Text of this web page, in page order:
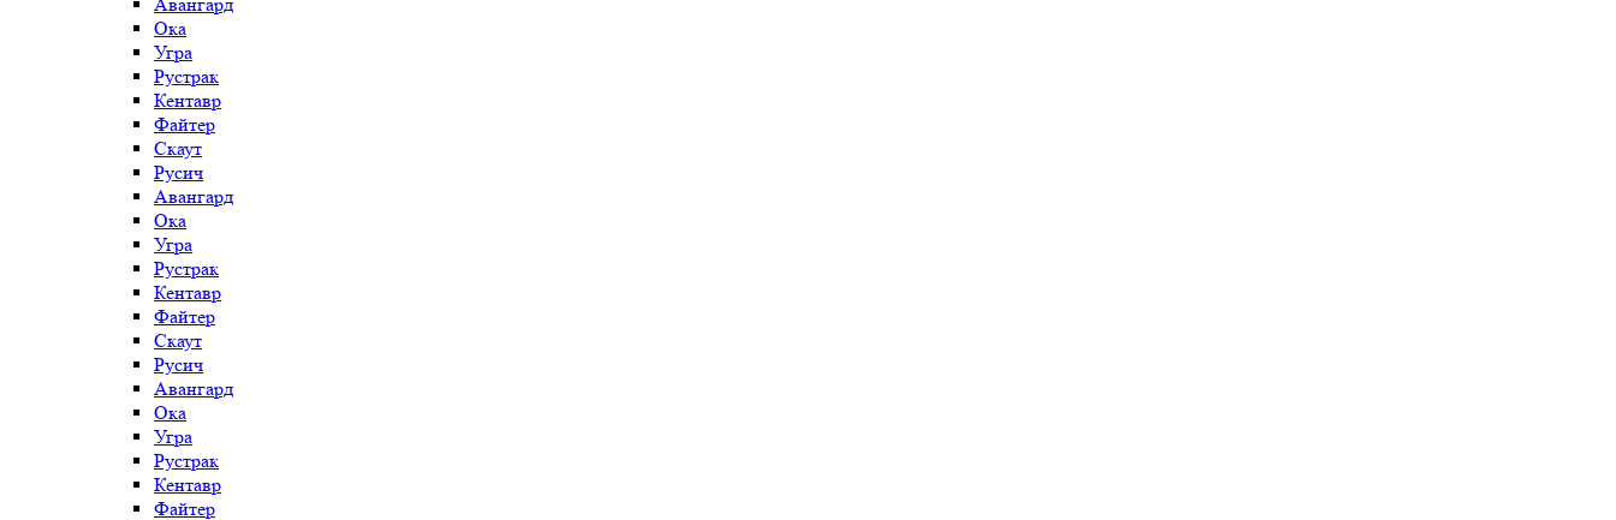
Ока
Угра
Рустрак
Кентавр
Файтер
Скаут
Русич
Авангард
Ока
Угра
Рустрак
Кентавр
Файтер
Скаут
Русич
Авангард
Ока
Угра
Рустрак
Кентавр
Файтер